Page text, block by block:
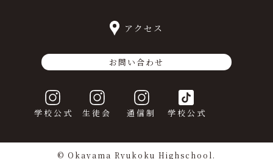
アクセス
お問い合わせ
学校公式 生徒会 通信制 学校公式
© Okayama Ryukoku Highschool.